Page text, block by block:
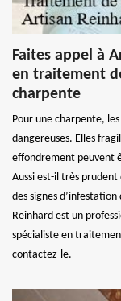
Faites appel à
en traitement
charpente
Pour une charpente,
dangereuses. Elles
effondrement peuvent
Aussi est-il très
des signes
Reinhard est un
spécialiste en
contactez-le.